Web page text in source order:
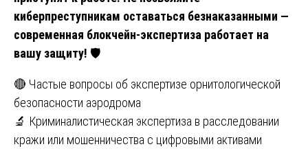
киберпреступникам оставаться безнаказанными —
современная блокчейн-экспертиза работает на
вашу защиту! 🛡️
Навигация
по
записям
🔴 Частые вопросы об экспертизе орнитологической
безопасности аэродрома
🔬 Криминалистическая экспертиза в расследовании
кражи или мошенничества с цифровыми активами